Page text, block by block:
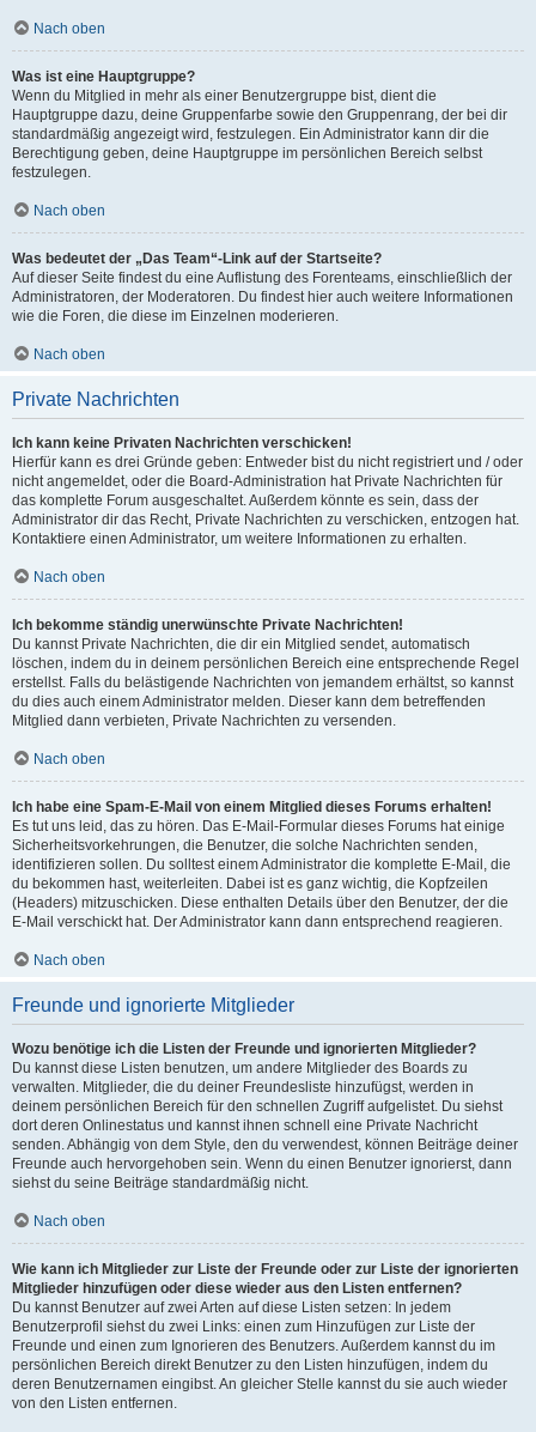
Nach oben
Was ist eine Hauptgruppe?
Wenn du Mitglied in mehr als einer Benutzergruppe bist, dient die
Hauptgruppe dazu, deine Gruppenfarbe sowie den Gruppenrang, der bei dir
standardmäßig angezeigt wird, festzulegen. Ein Administrator kann dir die
Berechtigung geben, deine Hauptgruppe im persönlichen Bereich selbst
festzulegen.
Nach oben
Was bedeutet der „Das Team“-Link auf der Startseite?
Auf dieser Seite findest du eine Auflistung des Forenteams, einschließlich der
Administratoren, der Moderatoren. Du findest hier auch weitere Informationen
wie die Foren, die diese im Einzelnen moderieren.
Nach oben
Private Nachrichten
Ich kann keine Privaten Nachrichten verschicken!
Hierfür kann es drei Gründe geben: Entweder bist du nicht registriert und / oder
nicht angemeldet, oder die Board-Administration hat Private Nachrichten für
das komplette Forum ausgeschaltet. Außerdem könnte es sein, dass der
Administrator dir das Recht, Private Nachrichten zu verschicken, entzogen hat.
Kontaktiere einen Administrator, um weitere Informationen zu erhalten.
Nach oben
Ich bekomme ständig unerwünschte Private Nachrichten!
Du kannst Private Nachrichten, die dir ein Mitglied sendet, automatisch
löschen, indem du in deinem persönlichen Bereich eine entsprechende Regel
erstellst. Falls du belästigende Nachrichten von jemandem erhältst, so kannst
du dies auch einem Administrator melden. Dieser kann dem betreffenden
Mitglied dann verbieten, Private Nachrichten zu versenden.
Nach oben
Ich habe eine Spam-E-Mail von einem Mitglied dieses Forums erhalten!
Es tut uns leid, das zu hören. Das E-Mail-Formular dieses Forums hat einige
Sicherheitsvorkehrungen, die Benutzer, die solche Nachrichten senden,
identifizieren sollen. Du solltest einem Administrator die komplette E-Mail, die
du bekommen hast, weiterleiten. Dabei ist es ganz wichtig, die Kopfzeilen
(Headers) mitzuschicken. Diese enthalten Details über den Benutzer, der die
E-Mail verschickt hat. Der Administrator kann dann entsprechend reagieren.
Nach oben
Freunde und ignorierte Mitglieder
Wozu benötige ich die Listen der Freunde und ignorierten Mitglieder?
Du kannst diese Listen benutzen, um andere Mitglieder des Boards zu
verwalten. Mitglieder, die du deiner Freundesliste hinzufügst, werden in
deinem persönlichen Bereich für den schnellen Zugriff aufgelistet. Du siehst
dort deren Onlinestatus und kannst ihnen schnell eine Private Nachricht
senden. Abhängig von dem Style, den du verwendest, können Beiträge deiner
Freunde auch hervorgehoben sein. Wenn du einen Benutzer ignorierst, dann
siehst du seine Beiträge standardmäßig nicht.
Nach oben
Wie kann ich Mitglieder zur Liste der Freunde oder zur Liste der ignorierten
Mitglieder hinzufügen oder diese wieder aus den Listen entfernen?
Du kannst Benutzer auf zwei Arten auf diese Listen setzen: In jedem
Benutzerprofil siehst du zwei Links: einen zum Hinzufügen zur Liste der
Freunde und einen zum Ignorieren des Benutzers. Außerdem kannst du im
persönlichen Bereich direkt Benutzer zu den Listen hinzufügen, indem du
deren Benutzernamen eingibst. An gleicher Stelle kannst du sie auch wieder
von den Listen entfernen.